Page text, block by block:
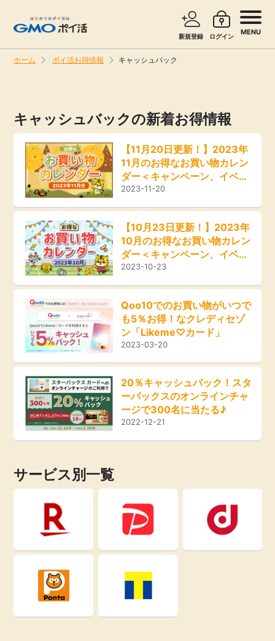
新規登録 ログイン MENU
ホーム ポイ活お得情報 キャッシュバック
お知らせ
新着
高還元
無料
即日還元
アンケート
ゲーム
買い物
モニター
ポイ活お得情報
お友達紹介
カード比較
毎日ゲット
旅行・レンタカー
無料サービス
エンタメ
クレジットカード
暮らし
引っ越し
買取・査定
学び
進学・教育
美容・健康
銀行・金融・投資
家計の固定費
ふるさと納税
キャッシュバックの新着お得情報
【11月20日更新！】2023年
11月のお得なお買い物カレン
ダー＜キャンペーン、イベン
ト、セール情報＞
2023-11-20
【10月23日更新！】2023年
10月のお得なお買い物カレン
ダー＜キャンペーン、イベン
ト、セール情報＞
2023-10-23
Qoo10でのお買い物がいつで
も5％お得！なクレディセゾ
ン「Likeme♡カード」
2023-03-20
20％キャッシュバック！スタ
ーバックスのオンラインチャ
ージで300名に当たる♪
2022-12-21
サービス別一覧